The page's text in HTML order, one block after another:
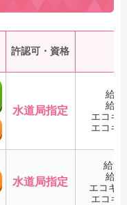
許認可・資格
水道局指定
給
給
エコキ
エコキ
水道局指定
給湯
給
エコキ
エコキ